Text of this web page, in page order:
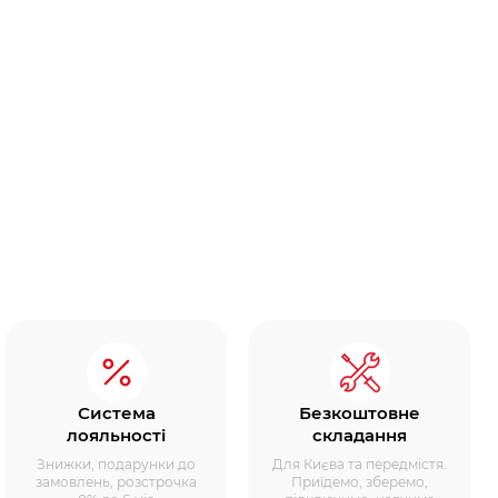
Система
лояльності
Знижки, подарунки до
замовлень, розстрочка
Безкоштовне
складання
Для Києва та передмістя.
Приїдемо, зберемо,